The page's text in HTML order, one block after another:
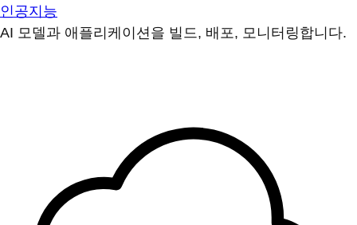
인공지능
AI 모델과 애플리케이션을 빌드, 배포, 모니터링합니다.